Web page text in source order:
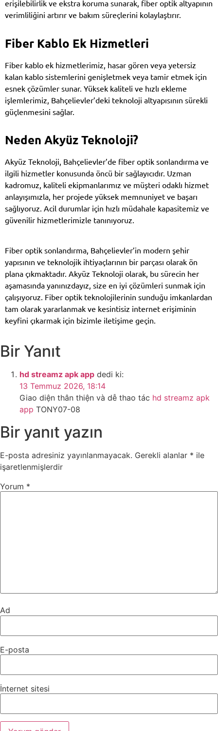
erişilebilirlik ve ekstra koruma sunarak, fiber optik altyapının
verimliliğini artırır ve bakım süreçlerini kolaylaştırır.
Fiber Kablo Ek Hizmetleri
Fiber kablo ek hizmetlerimiz, hasar gören veya yetersiz
kalan kablo sistemlerini genişletmek veya tamir etmek için
esnek çözümler sunar. Yüksek kaliteli ve hızlı ekleme
işlemlerimiz, Bahçelievler’deki teknoloji altyapısının sürekli
güçlenmesini sağlar.
Neden Akyüz Teknoloji?
Akyüz Teknoloji, Bahçelievler’de fiber optik sonlandırma ve
ilgili hizmetler konusunda öncü bir sağlayıcıdır. Uzman
kadromuz, kaliteli ekipmanlarımız ve müşteri odaklı hizmet
anlayışımızla, her projede yüksek memnuniyet ve başarı
sağlıyoruz. Acil durumlar için hızlı müdahale kapasitemiz ve
güvenilir hizmetlerimizle tanınıyoruz.
Fiber optik sonlandırma, Bahçelievler’in modern şehir
yapısının ve teknolojik ihtiyaçlarının bir parçası olarak ön
plana çıkmaktadır. Akyüz Teknoloji olarak, bu sürecin her
aşamasında yanınızdayız, size en iyi çözümleri sunmak için
çalışıyoruz. Fiber optik teknolojilerinin sunduğu imkanlardan
tam olarak yararlanmak ve kesintisiz internet erişiminin
keyfini çıkarmak için bizimle iletişime geçin.
Bir Yanıt
hd streamz apk app dedi ki:
13 Temmuz 2026, 18:14
Giao diện thân thiện và dễ thao tác hd streamz apk
app TONY07-08
Bir yanıt yazın
E-posta adresiniz yayınlanmayacak. Gerekli alanlar * ile
işaretlenmişlerdir
Yorum *
Ad
E-posta
İnternet sitesi